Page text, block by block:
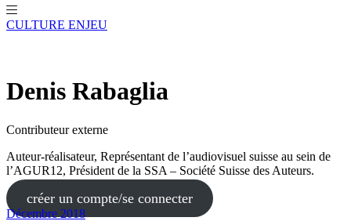
CULTURE ENJEU
Denis Rabaglia
Contributeur externe
Auteur-réalisateur, Représentant de l’audiovisuel suisse au sein de
l’AGUR12, Président de la SSA – Société Suisse des Auteurs.
créer un compte/se connecter
Décembre 2018